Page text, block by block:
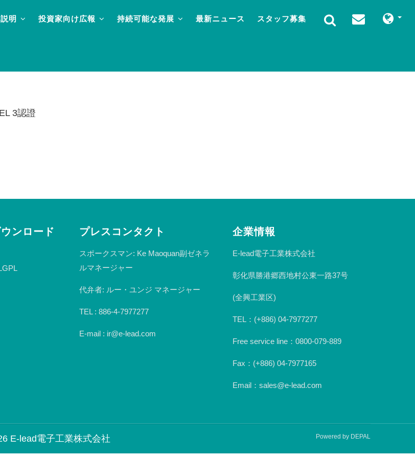
明 投資家向け広報 持続可能な発展 最新ニュース スタッフ募集
3認證
ンロード
プレスコンタクト
スポークスマン: Ke Maoquan副ゼネラ
ルマネージャー
代弁者: ルー・ユンジ マネージャー
TEL : 886-4-7977277
E-mail : ir@e-lead.com
企業情報
E-lead電子工業株式会社
彰化県勝港郷西地村公東一路37号
(全興工業区)
TEL：(+886) 04-7977277
Free service line：0800-079-889
Fax：(+886) 04-7977165
Email：sales@e-lead.com
E-lead電子工業株式会社 Powered by DEPAL